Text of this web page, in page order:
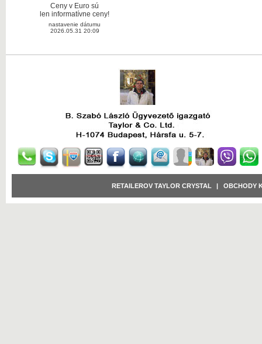
Ceny v Euro sú
len informatívne ceny!
nastavenie dátumu
2026.05.31 20:09
RETAILEROV TAYLOR CRYSTAL OBCHODY